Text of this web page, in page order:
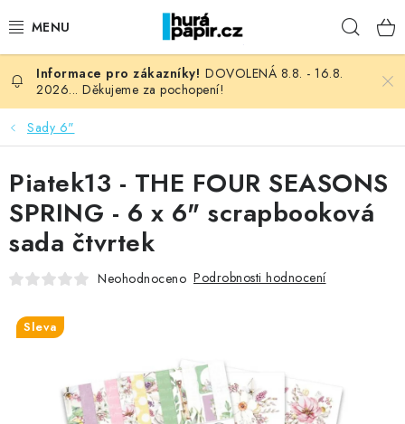
na
NOVINKY
HURÁ DÍLNA
VŠECHNO ZBOŽÍ
KNIHAŘSKÝ MATERIÁL
OBLÍBENÉ ♥️
MOJE OBJEDNÁVKA
DOVOLENÁ 8.8. - 16.8.
2026... Děkujeme za pochopení!
Sady 6"
Piatek13 - THE FOUR SEASONS
SPRING - 6 x 6" scrapbooková
sada čtvrtek
Neohodnoceno Podrobnosti hodnocení
Sleva